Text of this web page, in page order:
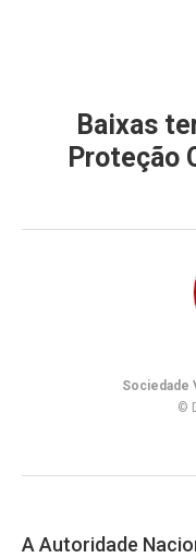
Baixas
Proteção
Sociedade
©
A Autoridade